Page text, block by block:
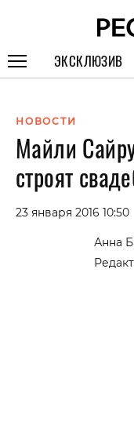
ЭКСКЛЮЗИВ
ИНТЕРВЬЮ
НОВОСТИ
Майли
строят
23 января 2016 10:50
Анна